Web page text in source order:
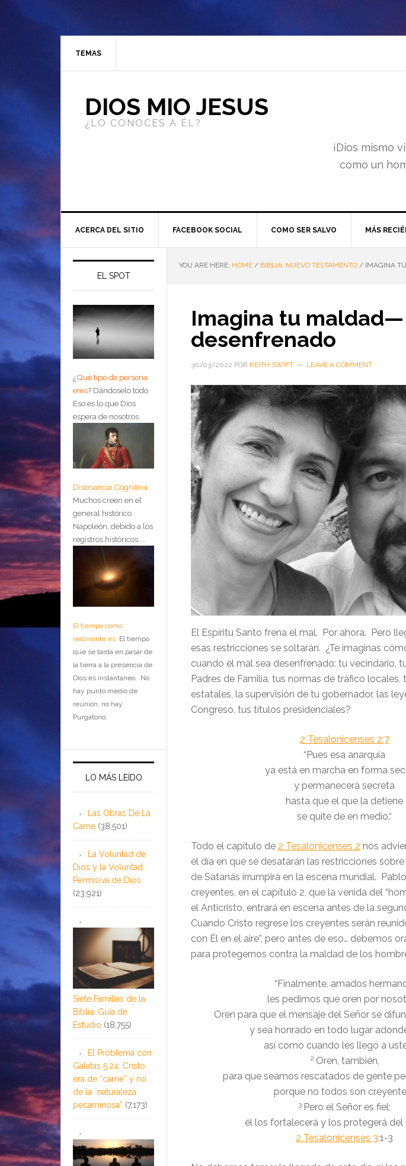
TEMAS
DIOS MIO JESUS
¿LO CONOCES A ÉL?
¡Dios mismo
como un
ACERCA DEL SITIO FACEBOOK SOCIAL COMO SER SALVO MÁS
YOU ARE HERE: HOME / BIBLIA: NUEVO TESTAMENTO / IMAGINA
Imagina tu maldad—
desenfrenado
30/03/2022 POR KEITH SWIFT LEAVE A COMMENT
El Espíritu Santo frena el mal. Por ahora. Pero
esas restricciones se soltarán. ¿Te imaginas
cuando el mal sea desenfrenado: tu vecindario,
Padres de Familia, tus normas de tráfico locales,
estatales, la supervisión de tu gobernador, las
Congreso, tus títulos presidenciales?
2 Tesalonicenses 2:7
“Pues esa anarquía
ya está en marcha en forma
y permanecerá secreta
hasta que el que la detiene
se quite de en medio.“
Todo el capítulo de 2 Tesalonicenses 2 nos
el día en que se desatarán las restricciones
de Satanás irrumpirá en la escena mundial.
creyentes, en el capítulo 2, que la venida del
el Anticristo, entrará en escena antes de la
Cuando Cristo regrese los creyentes serán
con Él en el aire”, pero antes de eso… debemos
para protegernos contra la maldad de los
“Finalmente, amados
les pedimos que oren por
Oren para que el mensaje del Señor se
y sea honrado en todo lugar
así como cuando les llegó a
2 Oren, también,
para que seamos rescatados de gente
porque no todos son
3 Pero el Señor es fiel;
él los fortalecerá y los protegerá del
2 Tesalonicenses 3:1-3
EL SPOT
¿Qué tipo de persona
eres? Dándoselo todo.
Eso es lo que Dios
espera de nosotros.
Disonancia Cognitiva
Muchos creen en el
general histórico
Napoleón, debido a los
registros históricos....
El tiempo como
realmente es El tiempo
que se tarda en pasar de
la tierra a la presencia de
Dios es instantáneo. No
hay punto medio de
reunión, no hay
Purgatorio.
LO MÁS LEÍDO
Las Obras De La
Carne (38,501)
La Voluntad de
Dios y la Voluntad
Permisiva de Dios
(23,921)
Siete Familias de la
Biblia: Guía de
Estudio (18,755)
El Problema con
Gálatas 5:24: Cristo
era de “carne” y no
de la ¨naturaleza
pecaminosa” (7,173)